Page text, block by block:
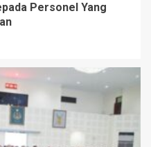
Personel Yang